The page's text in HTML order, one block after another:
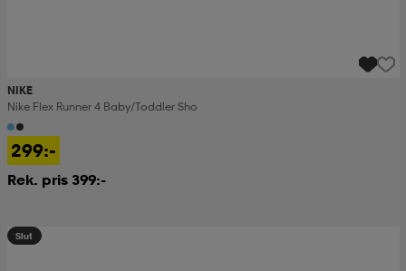
NIKE
Nike Flex Runner 4 Baby/toddler Sho
299:-
Rek. pris 399:-
Slut